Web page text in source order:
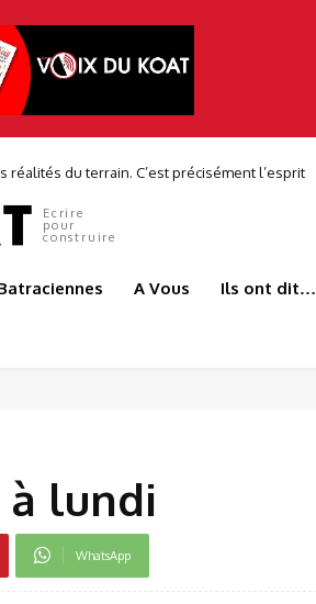
du terrain. C’est précisément l’esprit
Ecrire
pour
construire
A Vous Ils ont dit…
lundi
WhatsApp